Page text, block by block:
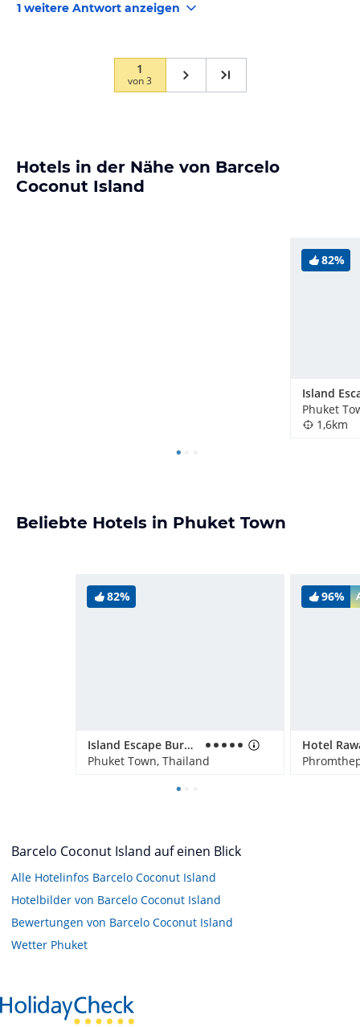
1 weitere Antwort anzeigen
1
von3
Hotels in der Nähe von Barcelo
Coconut Island
82%
Phuket
1,6km
Beliebte Hotels in Phuket Town
82%
Island Escape Burasari
Phuket Town, Thailand
96%
Barcelo Coconut Island auf einen Blick
Alle Hotelinfos Barcelo Coconut Island
Hotelbilder von Barcelo Coconut Island
Bewertungen von Barcelo Coconut Island
Wetter Phuket